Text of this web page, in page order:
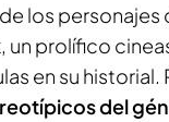
los personajes
, un prolífico
en su
del